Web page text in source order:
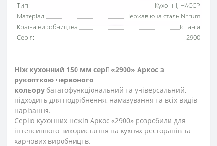
Тип:
Кухонні, HACCP
Матеріал:
Нержавіюча сталь Nitrum
Країна виробництва:
Іспанія
Серія:
2900
Ніж кухонний 150 мм серії «2900» Аркос з
рукояткою червоного
кольору багатофункціональний та універсальний,
підходить для подрібнення, намазування та всіх видів
нарізання.
Серію кухонних ножів Аркос «2900» розробили для
інтенсивного використання на кухнях ресторанів та
харчових виробництв.